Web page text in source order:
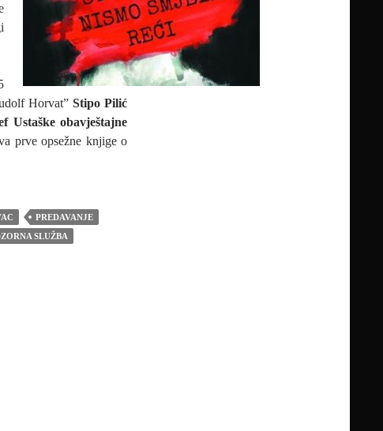
Horvat” Stipo Pilić
Ustaške obavještajne
prve opsežne knjige o
PREDAVANJE
SLUŽBA